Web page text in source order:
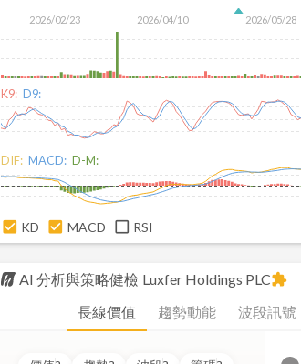
2026/02/23 2026/04/10 2026/05/28
K9: D9:
DIF: MACD: D-M:
KD MACD RSI
AI 分析與策略健檢 Luxfer Holdings PLCextension
長線價值 趨勢動能 波段訊號